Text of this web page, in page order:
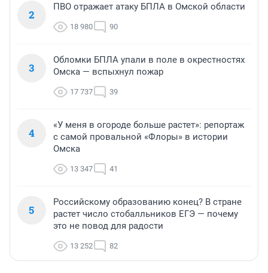
2
ПВО отражает атаку БПЛА в Омской области
18 980 90
3
Обломки БПЛА упали в поле в окрестностях
Омска — вспыхнул пожар
17 737 39
4
«У меня в огороде больше растет»: репортаж
с самой провальной «Флоры» в истории
Омска
13 347 41
5
Российскому образованию конец? В стране
растет число стобалльников ЕГЭ — почему
это не повод для радости
13 252 82